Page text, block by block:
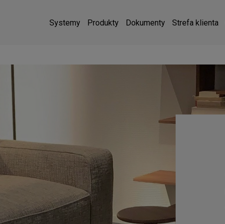
Systemy Produkty Dokumenty Strefa klienta